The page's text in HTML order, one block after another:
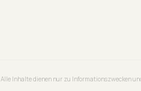
Alle Inhalte dienen nur zu Informationszwecken